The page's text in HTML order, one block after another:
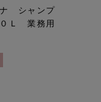
ナ シャンプ
Ｌ 業務用